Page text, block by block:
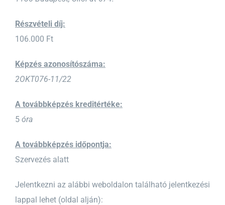
Részvételi díj:
106.000 Ft
Képzés azonosítószáma:
2OKT076-11/22
A továbbképzés kreditértéke:
5óra
A továbbképzés időpontja:
Szervezés alatt
Jelentkezni az alábbi weboldalon található jelentkezési
lappal lehet (oldal alján):